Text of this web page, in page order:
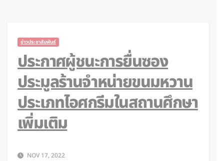
ข่าวประชาสัมพันธ์
ประกาศผู้ชนะการยื่นซอง
ประมูลร้านจำหน่ายขนมหวาน
ประเภทไอศกรีมในสถานศึกษา
เพิ่มเติม
NOV 17, 2022